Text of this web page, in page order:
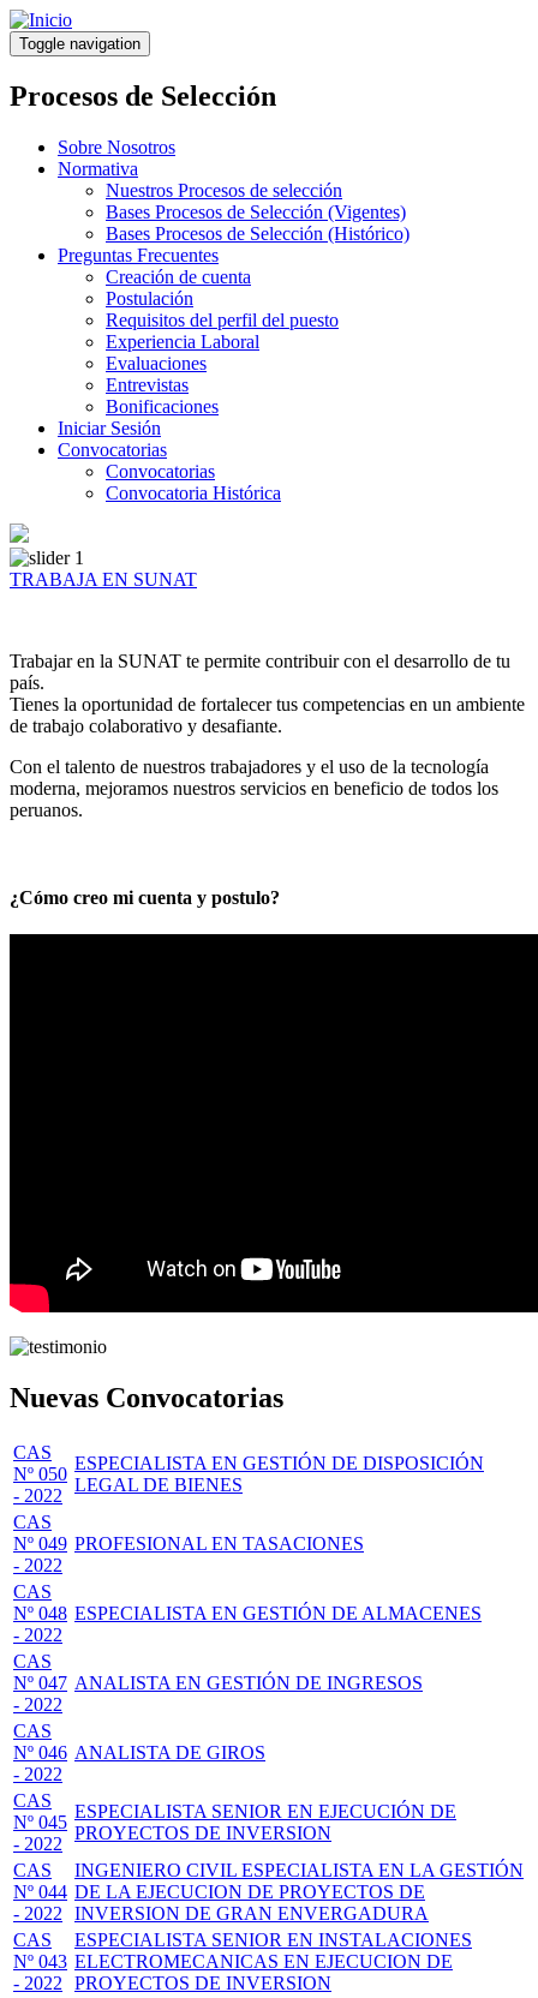
Pasar
al
contenido
principal
Toggle navigation
Procesos de Selección
Sobre Nosotros
Normativa
Nuestros Procesos de selección
Bases Procesos de Selección (Vigentes)
Bases Procesos de Selección (Histórico)
Preguntas Frecuentes
Creación de cuenta
Postulación
Requisitos del perfil del puesto
Experiencia Laboral
Evaluaciones
Entrevistas
Bonificaciones
Iniciar Sesión
Convocatorias
Convocatorias
Convocatoria Histórica
TRABAJA EN SUNAT
Trabajar en la SUNAT te permite contribuir con el desarrollo de tu
país.
Tienes la oportunidad de fortalecer tus competencias en un ambiente
de trabajo colaborativo y desafiante.
Con el talento de nuestros trabajadores y el uso de la tecnología
moderna, mejoramos nuestros servicios en beneficio de todos los
peruanos.
¿Cómo creo mi cuenta y postulo?
Nuevas Convocatorias
CAS
Nº 050
- 2022
ESPECIALISTA EN GESTIÓN DE DISPOSICIÓN
LEGAL DE BIENES
CAS
Nº 049
- 2022
PROFESIONAL EN TASACIONES
CAS
Nº 048
- 2022
ESPECIALISTA EN GESTIÓN DE ALMACENES
CAS
Nº 047
- 2022
ANALISTA EN GESTIÓN DE INGRESOS
CAS
Nº 046
- 2022
ANALISTA DE GIROS
CAS
Nº 045
- 2022
ESPECIALISTA SENIOR EN EJECUCIÓN DE
PROYECTOS DE INVERSION
CAS
Nº 044
- 2022
INGENIERO CIVIL ESPECIALISTA EN LA GESTIÓN
DE LA EJECUCION DE PROYECTOS DE
INVERSION DE GRAN ENVERGADURA
CAS
Nº 043
- 2022
ESPECIALISTA SENIOR EN INSTALACIONES
ELECTROMECANICAS EN EJECUCION DE
PROYECTOS DE INVERSION